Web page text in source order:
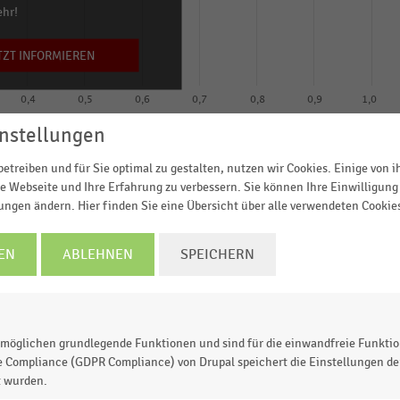
für Funk und TV in Prozent
2025 2028*
0,4 0,5 0,6 0,7 0,8 0,9 1,0
© Handelsdaten 2026
INFORMIEREN
für Funk und TV
für das Jahr 2028 (in Prozent). Die
TV zeigen sichinsgesamt stabil. AufRadio-Werbung
und für Sie optimal zu gestalten, nutzen wir Cookies. Einige von
Webseite und Ihre Erfahrung zu verbessern. Sie können Ihre
ändern. Hier finden Sie eine Übersicht über alle verwendeten
ABLEHNEN SPEICHERN
grundlegende Funktionen und sind für die einwandfreie
(GDPR Compliance) von Drupal speichert die Einstellungen
wurden.